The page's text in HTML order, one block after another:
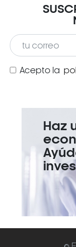
Acepto la
Haz